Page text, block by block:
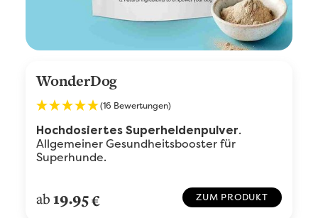
WonderDog
(16 Bewertungen)
Hochdosiertes Superheldenpulver.
Allgemeiner Gesundheitsbooster für
Superhunde.
ab19.95€ ZUM PRODUKT